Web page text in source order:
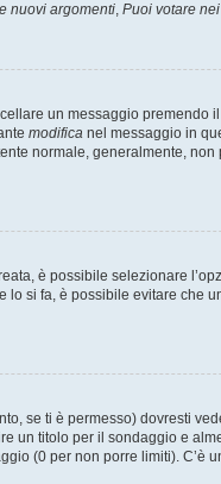
nuovi argomenti, Puoi votare
un messaggio
modifica nel messaggio in
normale, generalmente,
è possibile selezionare
si fa, è possibile evitare che
se ti è permesso) dovresti
un titolo per il sondaggio e
(0 per non porre limiti). C’è